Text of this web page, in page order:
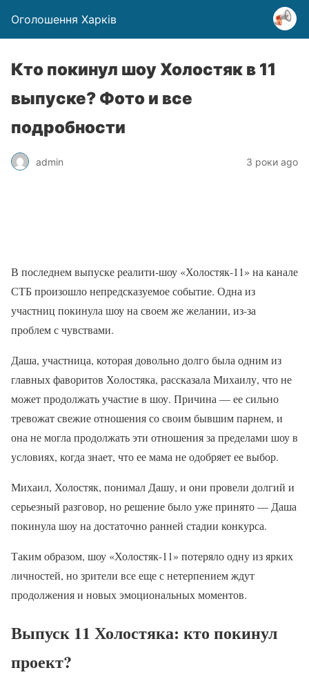
Оголошення Харків
Кто покинул шоу Холостяк в 11
выпуске? Фото и все
подробности
admin 3 роки ago
В последнем выпуске реалити-шоу «Холостяк-11» на канале
СТБ произошло непредсказуемое событие. Одна из
участниц покинула шоу на своем же желании, из-за
проблем с чувствами.
Даша, участница, которая довольно долго была одним из
главных фаворитов Холостяка, рассказала Михаилу, что не
может продолжать участие в шоу. Причина — ее сильно
тревожат свежие отношения со своим бывшим парнем, и
она не могла продолжать эти отношения за пределами шоу в
условиях, когда знает, что ее мама не одобряет ее выбор.
Михаил, Холостяк, понимал Дашу, и они провели долгий и
серьезный разговор, но решение было уже принято — Даша
покинула шоу на достаточно ранней стадии конкурса.
Таким образом, шоу «Холостяк-11» потеряло одну из ярких
личностей, но зрители все еще с нетерпением ждут
продолжения и новых эмоциональных моментов.
Выпуск 11 Холостяка: кто покинул
проект?